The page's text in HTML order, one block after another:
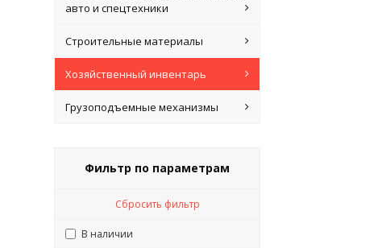
авто и спецтехники
Строительные материалы
Хозяйственный инвентарь
Грузоподъемные механизмы
Фильтр по параметрам
Сбросить фильтр
В наличии